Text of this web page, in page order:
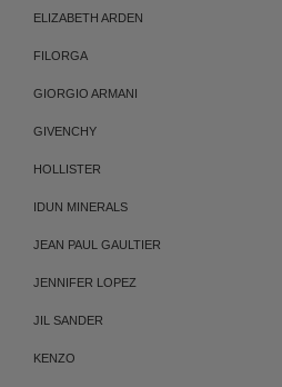
ELIZABETH ARDEN
FILORGA
GIORGIO ARMANI
GIVENCHY
HOLLISTER
IDUN MINERALS
JEAN PAUL GAULTIER
JENNIFER LOPEZ
JIL SANDER
KENZO